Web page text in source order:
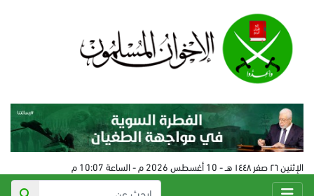
الإثنين ٢٦ صفر ١٤٤٨ هـ - 10 أغسطس 2026 م - الساعة 10:07 م